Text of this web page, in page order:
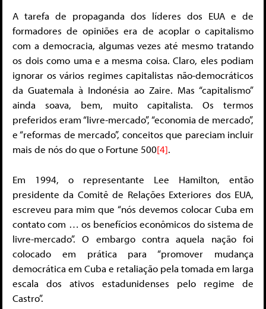
A tarefa de propaganda dos líderes dos EUA e de
formadores de opiniões era de acoplar o capitalismo
com a democracia, algumas vezes até mesmo tratando
os dois como uma e a mesma coisa. Claro, eles podiam
ignorar os vários regimes capitalistas não-democráticos
da Guatemala à Indonésia ao Zaire. Mas “capitalismo”
ainda soava, bem, muito capitalista. Os termos
preferidos eram “livre-mercado”, “economia de mercado”,
e “reformas de mercado”, conceitos que pareciam incluir
mais de nós do que o Fortune 500[4].
Em 1994, o representante Lee Hamilton, então
presidente da Comitê de Relações Exteriores dos EUA,
escreveu para mim que “nós devemos colocar Cuba em
contato com … os benefícios econômicos do sistema de
livre-mercado”. O embargo contra aquela nação foi
colocado em prática para “promover mudança
democrática em Cuba e retaliação pela tomada em larga
escala dos ativos estadunidenses pelo regime de
Castro”.